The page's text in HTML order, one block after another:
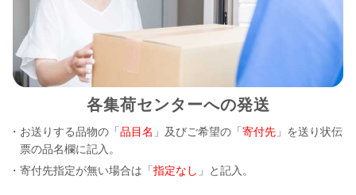
各集荷センターへの発送
・お送りする品物の「品目名 」及びご希望の「寄付先 」を送り状伝
票の品名欄に記入。
・寄付先指定が無い場合は「指定なし 」と記入。